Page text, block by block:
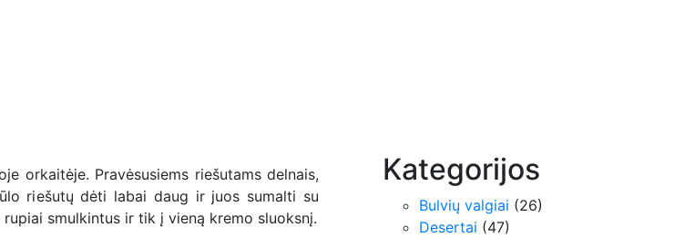
orkaitėje. Pravėsusiems riešutams delnais,
riešutų dėti labai daug ir juos sumalti su
smulkintus ir tik į vieną kremo sluoksnį.
Kategorijos
Bulvių valgiai (26)
Desertai (47)